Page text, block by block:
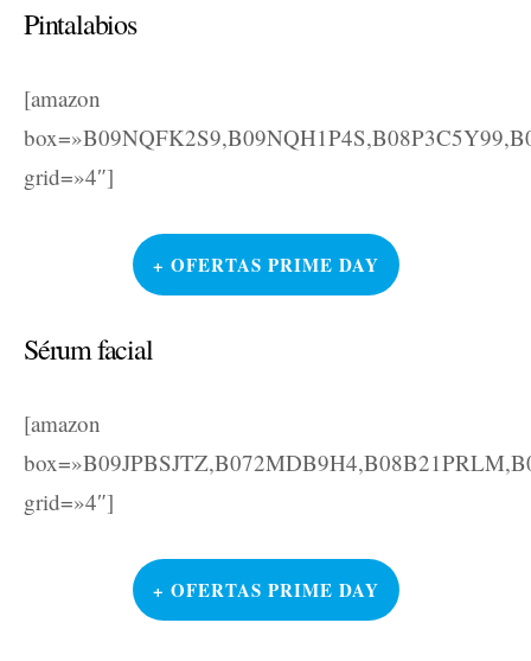
Pintalabios
[amazon
grid=»4″]
+ OFERTAS PRIME DAY
Sérum facial
[amazon
grid=»4″]
+ OFERTAS PRIME DAY